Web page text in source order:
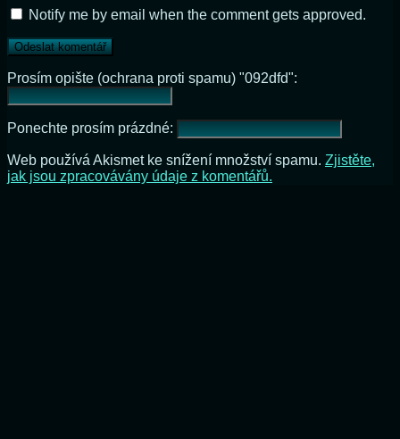
Notify me by email when the comment gets approved.
Prosím opište (ochrana proti spamu) "092dfd":
Ponechte prosím prázdné:
Web používá Akismet ke snížení množství spamu. Zjistěte,
jak jsou zpracovávány údaje z komentářů.